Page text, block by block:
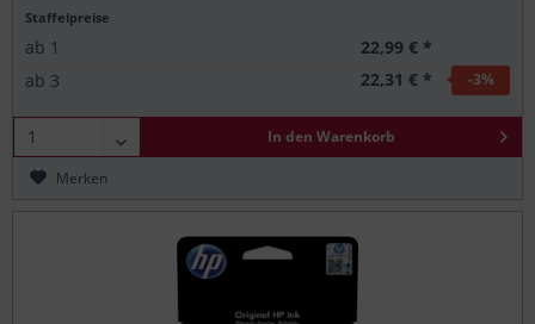
Staffelpreise
ab 1
22,99 € *
ab 3 22,31 € * -3%
In den Warenkorb
Merken